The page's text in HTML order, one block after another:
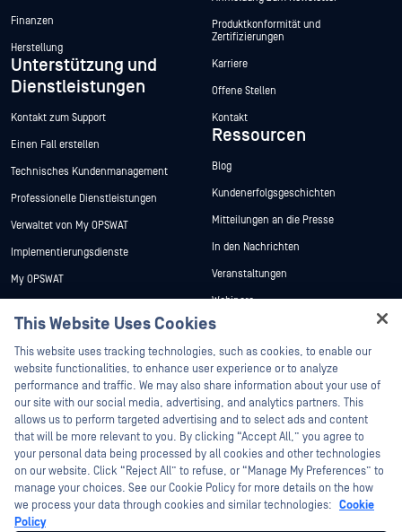
Finanzen
Herstellung
Unterstützung und
Dienstleistungen
Kontakt zum Support
Einen Fall erstellen
Technisches Kundenmanagement
Professionelle Dienstleistungen
Verwaltet von My OPSWAT
Implementierungsdienste
My OPSWAT
Ausbildung
Programm zur Behebung von
Sicherheitslücken
Partner
Zertifizierung
Technologie-Partner
Partner Programm
Produktkonformität und
Zertifizierungen
Karriere
Offene Stellen
Kontakt
Ressourcen
Blog
Kundenerfolgsgeschichten
Mitteilungen an die Presse
In den Nachrichten
Veranstaltungen
Webinare
Datenblätter
Weiße Papiere
Kostenlose Tools
©2026 OPSWAT . Alle Rechte vorbehalten. OPSWAT, MetaDefender, Metascan,
This Website Uses Cookies
This website uses tracking technologies, such as cookies, to enable our
website functionalities, to enhance user experience or to analyze
performance and traffic. We may also share information about your use of
our site with our social media, advertising, and analytics partners. This
allows us to perform targeted advertising and to select ads and content
that will be more relevant to you. By clicking “Accept All,” you agree to
your personal data being processed by all cookies and other technologies
on our website. Click “Reject All” to refuse, or “Manage My Preferences” to
manage your choices. See our Cookie Policy for more details on the how
we process your data through cookies and similar technologies: Cookie
Policy
Hey there!
I'm Ozzy, your OPSWAT virtual assistant.
How can I help you secure what's critical
today?